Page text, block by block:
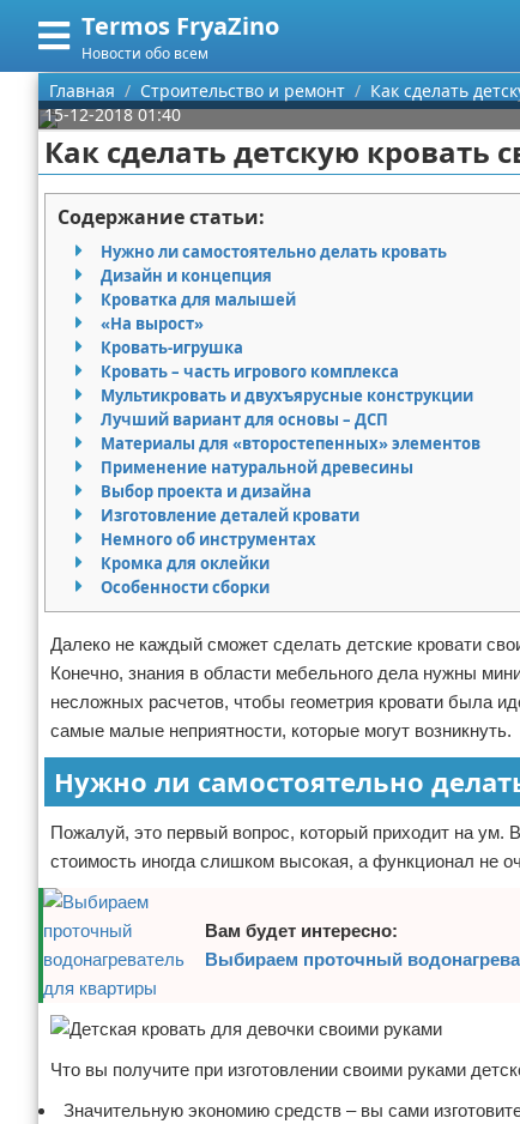
Termos FryaZino
Новости обо всем
Меню
Главная
Категории
Программирование
Дом и семья
Автомобили
Строительство и ремонт
Здоровье
Компьютеры
Личность
Поиск
О проекте
Контакты
Сотрудничество
Размещение рекламы
Для правообладателей
Условия предоставления информации
Отказ от ответственности
Главная Строительство и ремонт
Как сделать
15-12-2018 01:40
Как сделать детскую кровать
Содержание статьи:
Нужно ли самостоятельно делать кровать
Дизайн и концепция
Кроватка для малышей
«На вырост»
Кровать-игрушка
Кровать – часть игрового комплекса
Мультикровать и двухъярусные конструкции
Лучший вариант для основы – ДСП
Материалы для «второстепенных» элементов
Применение натуральной древесины
Выбор проекта и дизайна
Изготовление деталей кровати
Немного об инструментах
Кромка для оклейки
Особенности сборки
Далеко не каждый сможет сделать детские кровати
Конечно, знания в области мебельного дела нужны
несложных расчетов, чтобы геометрия кровати была
самые малые неприятности, которые могут возникнуть.
Нужно ли самостоятельно
Пожалуй, это первый вопрос, который приходит на
стоимость иногда слишком высокая, а функционал не
Вам будет интересно:
Выбираем проточный
Что вы получите при изготовлении своими руками
Значительную экономию средств – вы сами